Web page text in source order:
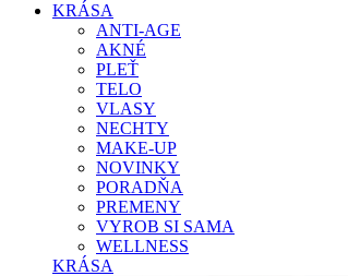
KRÁSA
ANTI-AGE
AKNÉ
PLEŤ
TELO
VLASY
NECHTY
MAKE-UP
NOVINKY
PORADŇA
PREMENY
VYROB SI SAMA
WELLNESS
KRÁSA